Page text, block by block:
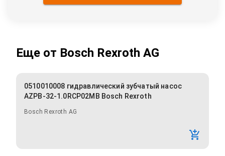
Еще от Bosch Rexroth AG
0510010008 гидравлический зубчатый насос
AZPB-32-1.0RCP02MB Bosch Rexroth
Bosch Rexroth AG